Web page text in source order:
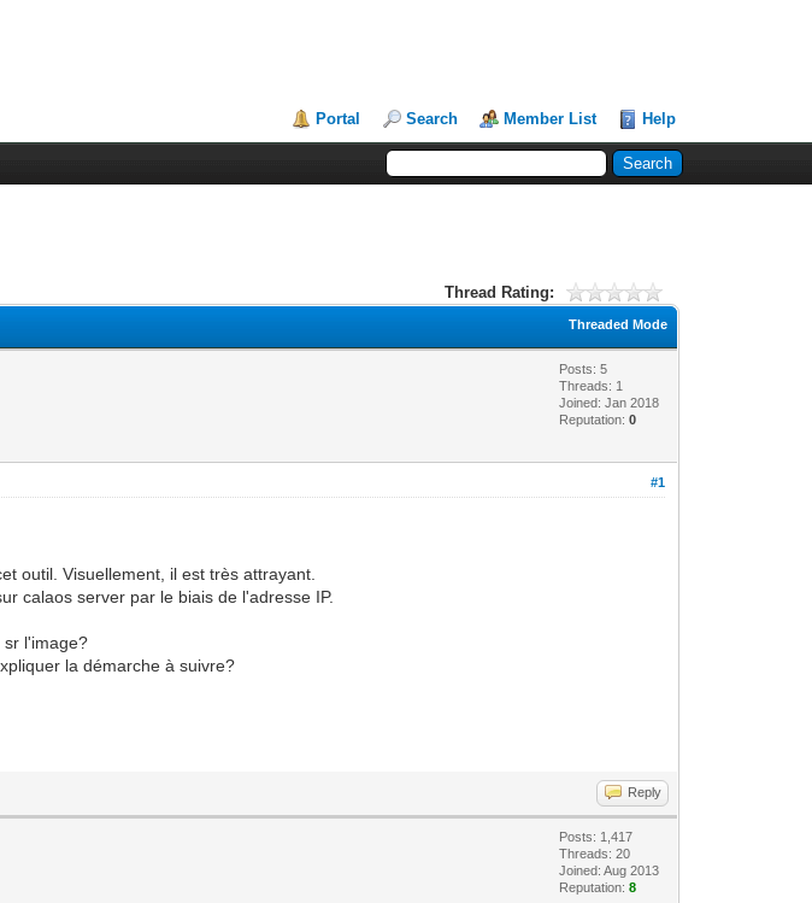
Portal Search Member List Help
Thread Rating:
Threaded Mode
Posts: 5
Threads: 1
Joined: Jan 2018
Reputation:0
#1
outil. Visuellement, il est très attrayant.
calaos server par le biais de l'adresse IP.
sr l'image?
la démarche à suivre?
Reply
Posts: 1,417
Threads: 20
Joined: Aug 2013
Reputation:8